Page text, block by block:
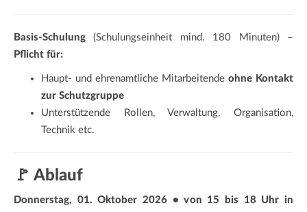
Basis-Schulung (Schulungseinheit mind. 180 Minuten) –
Pflicht für:
Haupt- und ehrenamtliche Mitarbeitende ohne Kontakt
zur Schutzgruppe
Unterstützende Rollen, Verwaltung, Organisation,
Technik etc.
🚩 Ablauf
Donnerstag, 01. Oktober 2026 • von 15 bis 18 Uhr in